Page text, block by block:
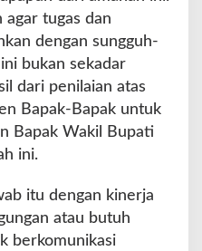
agar tugas dan
dengan sungguh-
bukan sekadar
dari penilaian atas
Bapak-Bapak untuk
Bapak Wakil Bupati
ini.
itu dengan kinerja
atau butuh
berkomunikasi